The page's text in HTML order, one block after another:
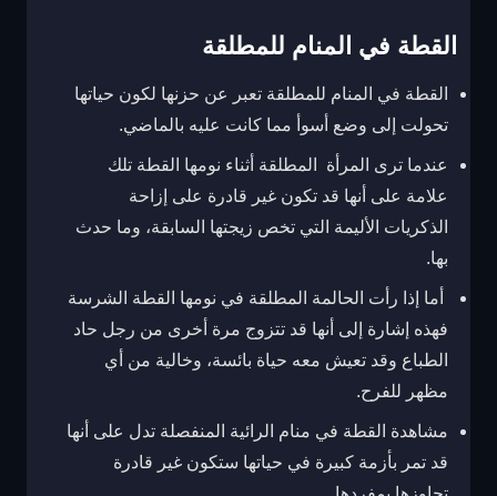
القطة في المنام للمطلقة
القطة في المنام للمطلقة تعبر عن حزنها لكون حياتها
تحولت إلى وضع أسوأ مما كانت عليه بالماضي.
عندما ترى المرأة المطلقة أثناء نومها القطة تلك
علامة على أنها قد تكون غير قادرة على إزاحة
الذكريات الأليمة التي تخص زيجتها السابقة، وما حدث
بها.
أما إذا رأت الحالمة المطلقة في نومها القطة الشرسة
فهذه إشارة إلى أنها قد تتزوج مرة أخرى من رجل حاد
الطباع وقد تعيش معه حياة بائسة، وخالية من أي
مظهر للفرح.
مشاهدة القطة في منام الرائية المنفصلة تدل على أنها
قد تمر بأزمة كبيرة في حياتها ستكون غير قادرة